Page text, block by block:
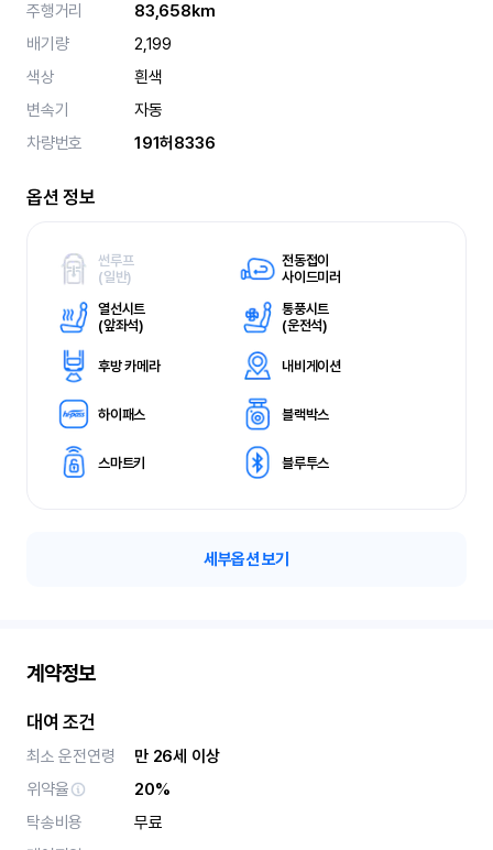
주행거리
83,658km
배기량
2,199
색상
흰색
변속기
자동
차량번호
191허8336
옵션 정보
썬루프
(일반)
전동접이
사이드미러
열선시트
(앞좌석)
통풍시트
(운전석)
후방 카메라 내비게이션
하이패스 블랙박스
스마트키 블루투스
세부옵션 보기
계약정보
대여 조건
최소 운전연령
만 26세 이상
위약율
20%
탁송비용
무료